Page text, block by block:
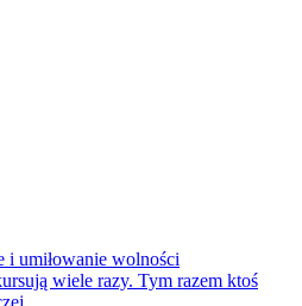
i umiłowanie wolności
wiele razy. Tym razem ktoś